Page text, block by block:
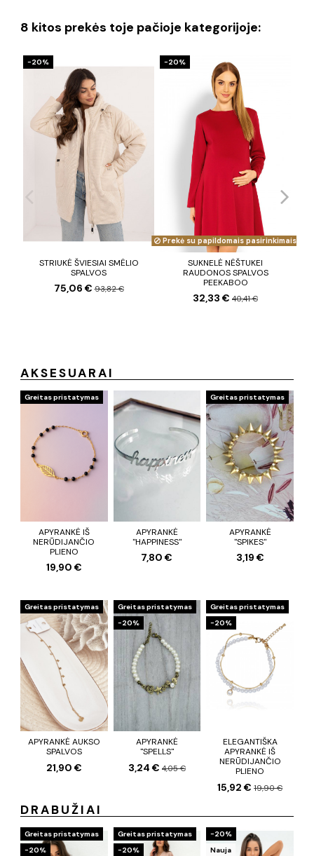
8 kitos prekės toje pačioje kategorijoje:
−20%
STRIUKĖ ŠVIESIAI SMĖLIO
SPALVOS
75,06 €93,82 €
−20%
Prekė su papildomais pasirinkimais
SUKNELĖ NĖŠTUKEI
RAUDONOS SPALVOS
PEEKABOO
32,33 € 40,41 €
AKSESUARAI
Greitas pristatymas
APYRANKĖ IŠ
NERŪDIJANČIO
PLIENO
19,90 €
APYRANKĖ
"HAPPINESS"
7,80 €
Greitas pristatymas
APYRANKĖ
"SPIKES"
3,19 €
Greitas pristatymas
APYRANKĖ AUKSO
SPALVOS
21,90 €
Greitas pristatymas
−20%
APYRANKĖ
"SPELLS"
3,24 € 4,05 €
Greitas pristatymas
−20%
ELEGANTIŠKA
APYRANKĖ IŠ
NERŪDIJANČIO
PLIENO
15,92 €19,90 €
DRABUŽIAI
Greitas pristatymas
−20%
Greitas pristatymas
−20%
−20%
Nauja